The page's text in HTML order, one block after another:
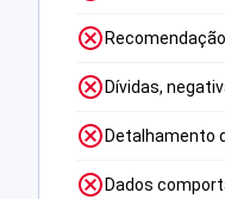
Dívidas,
Detalhamento
Dados